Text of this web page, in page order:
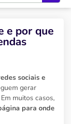
e por que
sociais e
gerar
muitos casos,
para onde